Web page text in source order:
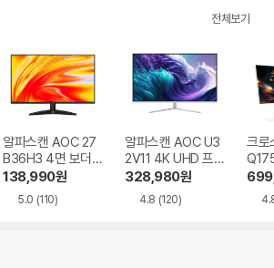
전체보기
알파스캔 AOC 27
B36H3 4면 보더리
스 IPS 120 시력보
호 무결점
138,990원
5.0 (110)
알파스캔 AOC U3
2V11 4K UHD 프리
싱크 HDR 시력보호
무결점
328,980원
4.8 (120)
크로
Ai